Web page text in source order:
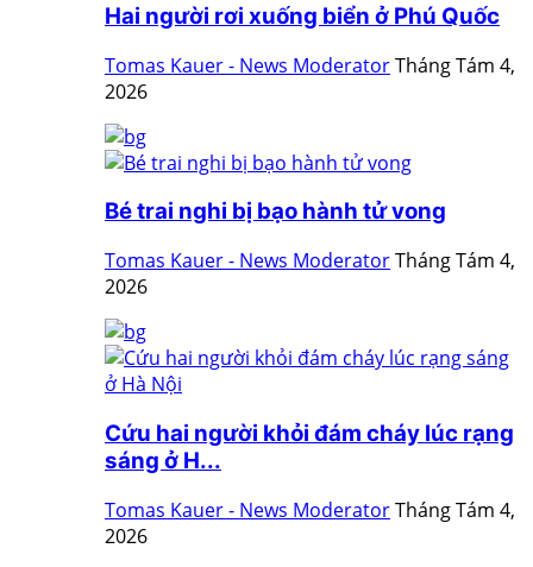
Hai người rơi xuống biển ở Phú Quốc
Tomas Kauer - News ModeratorTháng Tám 4,
2026
Bé trai nghi bị bạo hành tử vong
Tomas Kauer - News ModeratorTháng Tám 4,
2026
Cứu hai người khỏi đám cháy lúc rạng
sáng ở H...
Tomas Kauer - News ModeratorTháng Tám 4,
2026